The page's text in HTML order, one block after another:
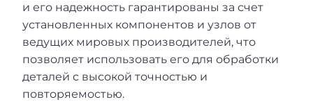
и его надежность гарантированы за счет
установленных компонентов и узлов от
ведущих мировых производителей, что
позволяет использовать его для обработки
деталей с высокой точностью и
повторяемостью.